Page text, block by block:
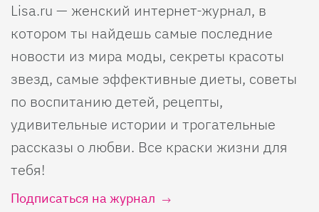
Lisa.ru — женский интернет-журнал, в
котором ты найдешь самые последние
новости из мира моды, секреты красоты
звезд, самые эффективные диеты, советы
по воспитанию детей, рецепты,
удивительные истории и трогательные
рассказы о любви. Все краски жизни для
тебя!
Подписаться на журнал